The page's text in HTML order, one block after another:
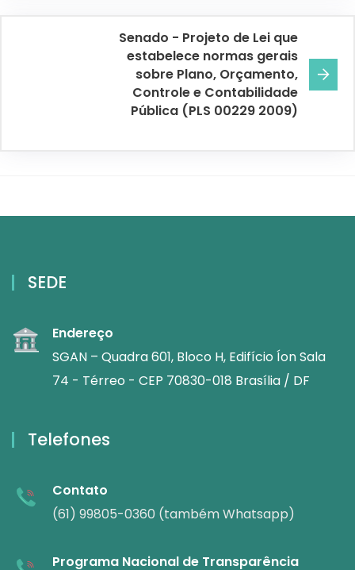
Senado - Projeto de Lei que
estabelece normas gerais
sobre Plano, Orçamento,
Controle e Contabilidade
Pública (PLS 00229 2009)
SEDE
Endereço
SGAN – Quadra 601, Bloco H, Edifício Íon Sala
74 - Térreo - CEP 70830-018 Brasília / DF
Telefones
Contato
(61) 99805-0360 (também Whatsapp)
Programa Nacional de Transparência